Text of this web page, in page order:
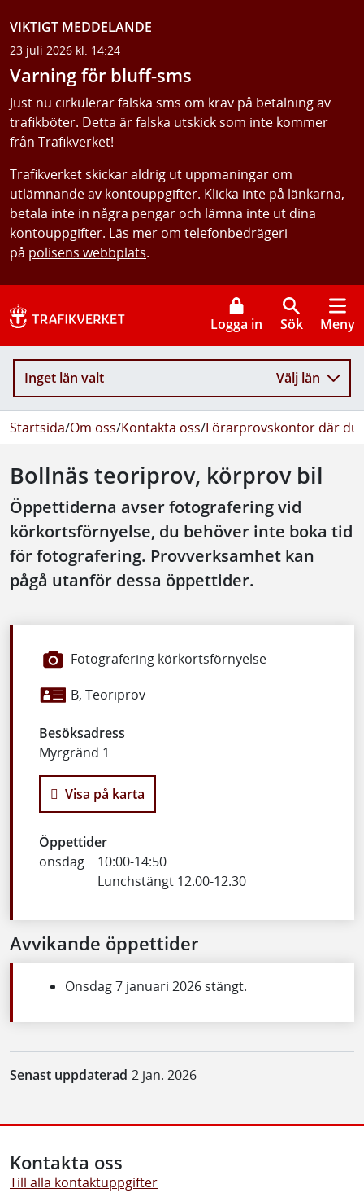
VIKTIGT MEDDELANDE
23 juli 2026 kl. 14:24
Varning för bluff-sms
Just nu cirkulerar falska sms om krav på betalning av
trafikböter. Detta är falska utskick som inte kommer
från Trafikverket!
Trafikverket skickar aldrig ut uppmaningar om
utlämnande av kontouppgifter. Klicka inte på länkarna,
betala inte in några pengar och lämna inte ut dina
kontouppgifter. Läs mer om telefonbedrägeri
på polisens webbplats.
Logga in Sök Meny
Inget län valt Välj län
Startsida/Om oss/Kontakta oss/Förarprovskontor där du
Bollnäs teoriprov, körprov bil
Öppettiderna avser fotografering vid
körkortsförnyelse, du behöver inte boka tid
för fotografering. Provverksamhet kan
pågå utanför dessa öppettider.
Fotografering körkortsförnyelse
B, Teoriprov
Besöksadress
Myrgränd 1
Visa på karta
Öppettider
onsdag
10:00-14:50
Lunchstängt 12.00-12.30
Avvikande öppettider
Onsdag 7 januari 2026 stängt.
Senast uppdaterad 2 jan. 2026
Kontakta oss
Till alla kontaktuppgifter